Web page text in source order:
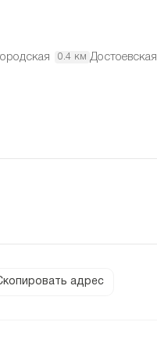
0.4 км Достоевская
адрес